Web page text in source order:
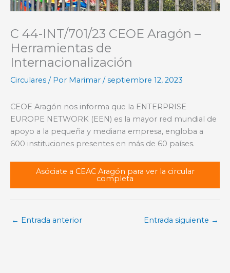
C 44-INT/701/23 CEOE Aragón –
Herramientas de
Internacionalización
Circulares / Por Marimar /septiembre 12, 2023
CEOE Aragón nos informa que la ENTERPRISE
EUROPE NETWORK (EEN) es la mayor red mundial de
apoyo a la pequeña y mediana empresa, engloba a
600 instituciones presentes en más de 60 países.
Asóciate a CEAC Aragón para ver la circular
completa
← Entrada anterior Entrada siguiente →